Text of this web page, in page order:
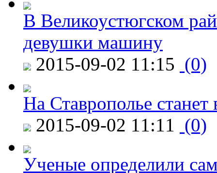
В Великоустюгском
девушки машину
2015-09-02 11:15 (0)
На Ставрополье
2015-09-02 11:11 (0)
Ученые определили